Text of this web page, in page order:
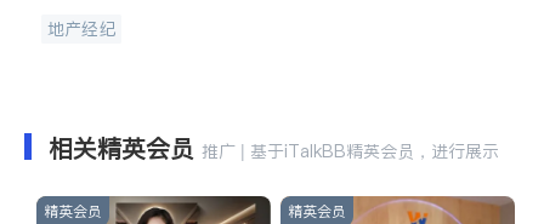
地产经纪
相关精英会员 推广 | 基于iTalkBB精英会员，进行展示
精英会员 精英会员